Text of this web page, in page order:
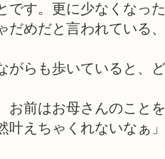
です。更に少なくなっ
だめだと言われている
がらも歩いていると、
お前はお母さんのこと
叶えちゃくれないなぁ」